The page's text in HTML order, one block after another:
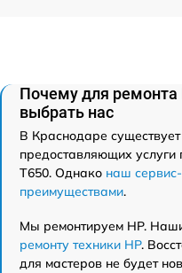
Почему для ремонта
выбрать нас
В Краснодаре
предоставляющих услуги
T650. Однако наш
преимуществами.
Мы ремонтируем HP.
ремонту техники HP.
для мастеров не будет